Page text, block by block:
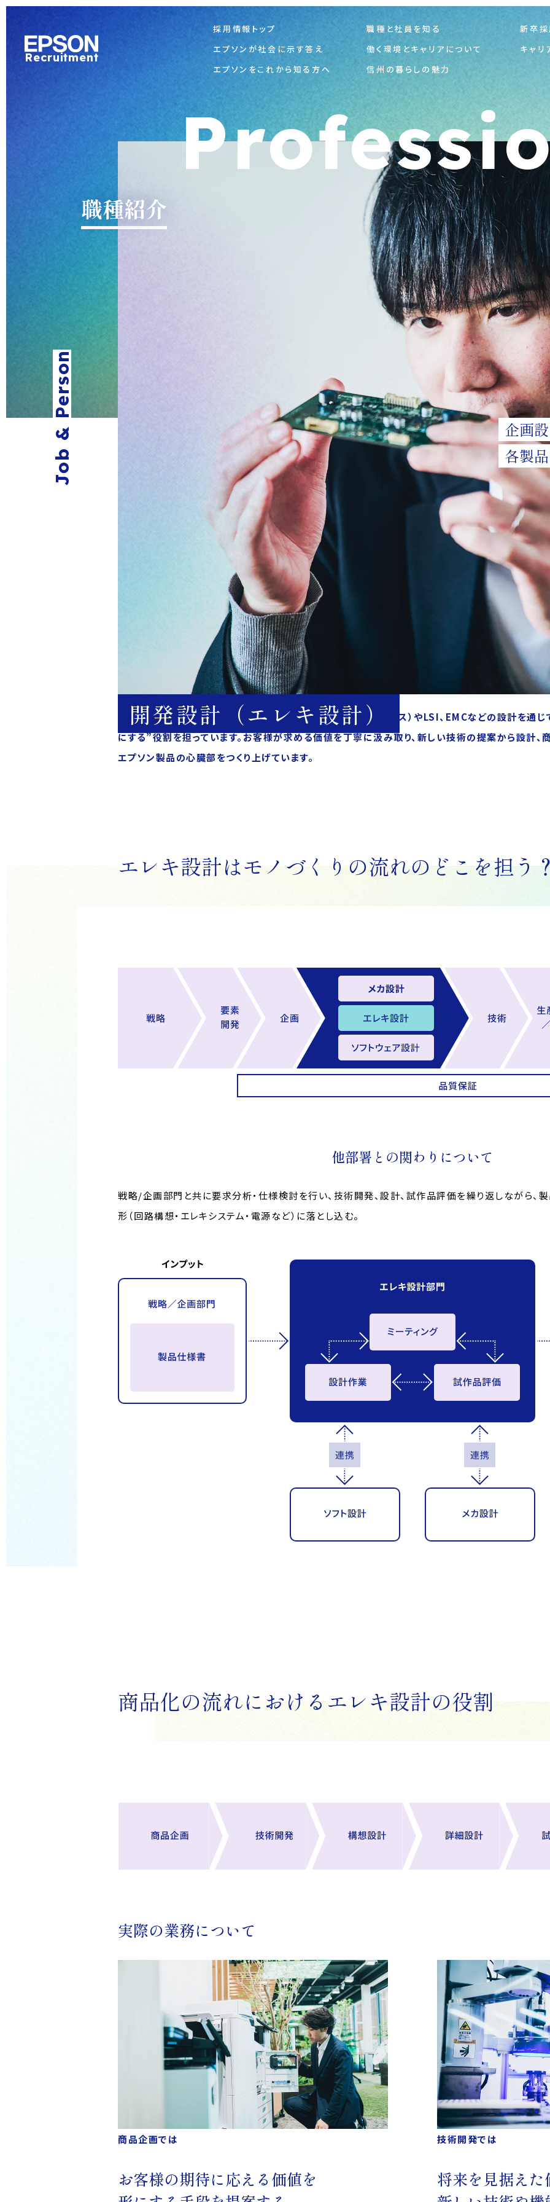
Recruitment
採用情報トップ
エプソンが社会に示す答え
エプソンをこれから知る方へ
職種と社員を知る
働く環境とキャリアについて
信州の暮らしの魅力
新卒
キャ
MENU
Job & Person
職種紹介
開発設計（エレキ設計）
企画
各製
セイコーエプソンのエレキ設計は、電子回路（基板・SoC・ハーネス）やLSI、EMCなどの設計を通
にする”役割を担っています。お客様が求める価値を丁寧に汲み取り、新しい技術の提案から設計、
エプソン製品の心臓部をつくり上げています。
エレキ設計はモノづくりの流れのどこを担う
他部署との関わりについて
戦略/企画部門と共に要求分析・仕様検討を行い、技術開発、設計、試作品評価を繰り返しながら、
形（回路構想・エレキシステム・電源など）に落とし込む。
商品化の流れにおけるエレキ設計の役割
実際の業務について
商品企画では
お客様の期待に応える価値を
技術開発では
将来を見据え